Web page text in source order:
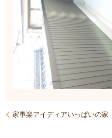
家事楽アイディアいっぱいの家